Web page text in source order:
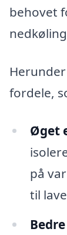
behovet
fordele,
Øget
på
til